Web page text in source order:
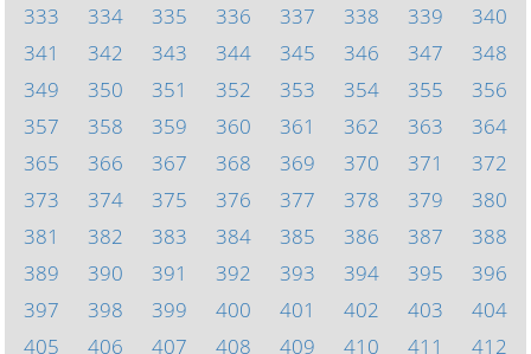
333
334 335 336 337 338 339
340
341
342 343 344 345 346 347
348
349
350 351 352 353 354 355
356
357
358 359 360 361 362 363
364
365
366 367 368 369 370 371
372
373
374 375 376 377 378 379
380
381
382 383 384 385 386 387
388
389
390 391 392 393 394 395
396
397
398 399 400 401 402 403
404
405
406 407 408 409 410 411 412